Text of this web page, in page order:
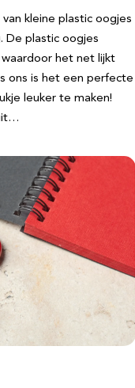
kleine plastic oogjes
De plastic oogjes
het net lijkt
ons is het een perfecte
leuker te maken!